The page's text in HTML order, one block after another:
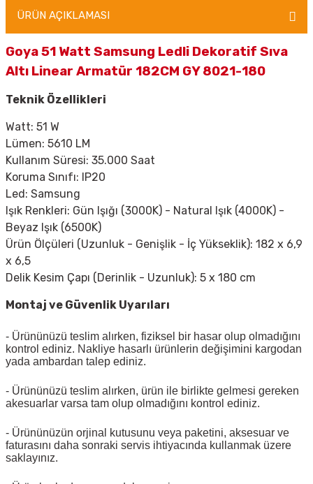
ÜRÜN AÇIKLAMASI
Goya 51 Watt Samsung Ledli Dekoratif Sıva
Altı Linear Armatür 182CM GY 8021-180
Teknik Özellikleri
Watt: 51 W
Lümen: 5610 LM
Kullanım Süresi: 35.000 Saat
Koruma Sınıfı: IP20
Led: Samsung
Işık Renkleri: Gün Işığı (3000K) - Natural Işık (4000K) -
Beyaz Işık (6500K)
Ürün Ölçüleri (Uzunluk - Genişlik - İç Yükseklik): 182 x 6,9
x 6,5
Delik Kesim Çapı (Derinlik - Uzunluk): 5 x 180 cm
Montaj ve Güvenlik Uyarıları
- Ürününüzü teslim alırken, fiziksel bir hasar olup olmadığını
kontrol ediniz. Nakliye hasarlı ürünlerin değişimini kargodan
yada ambardan talep ediniz.
- Ürününüzü teslim alırken, ürün ile birlikte gelmesi gereken
akesuarlar varsa tam olup olmadığını kontrol ediniz.
- Ürününüzün orjinal kutusunu veya paketini, aksesuar ve
faturasını daha sonraki servis ihtiyacında kullanmak üzere
saklayınız.